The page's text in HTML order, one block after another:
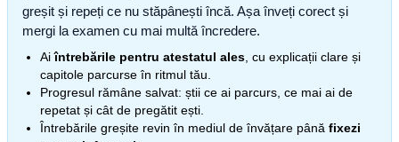
greșit și repeți ce nu stăpânești încă. Așa înveți corect și
mergi la examen cu mai multă încredere.
Aiîntrebările pentru atestatul ales , cu explicații clare și
capitole parcurse în ritmul tău.
Progresul rămâne salvat: știi ce ai parcurs, ce mai ai de
repetat și cât de pregătit ești.
Întrebările greșite revin în mediul de învățare până fixezi